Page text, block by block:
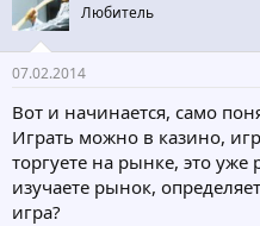
Любитель
07.02.2014
Вот и начинается, само
Играть можно в казино,
торгуете на рынке, это
изучаете рынок,
игра?